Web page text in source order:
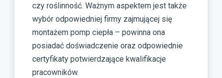
czy roślinność. Ważnym aspektem jest także
wybór odpowiedniej firmy zajmującej się
montażem pomp ciepła – powinna ona
posiadać doświadczenie oraz odpowiednie
certyfikaty potwierdzające kwalifikacje
pracowników.